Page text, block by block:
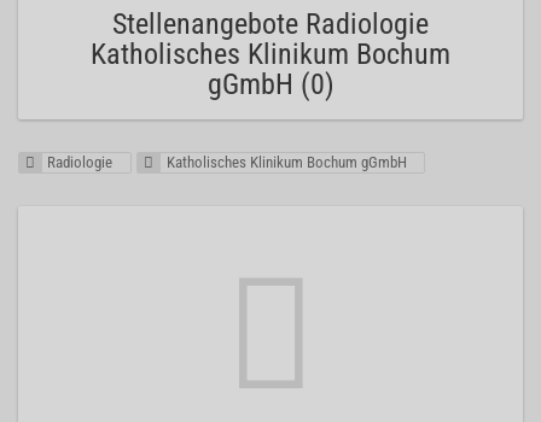
Stellenangebote Radiologie
Katholisches Klinikum Bochum
gGmbH (0)
Radiologie Katholisches Klinikum Bochum gGmbH